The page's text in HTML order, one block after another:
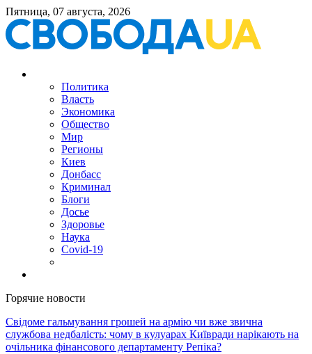
Пятница, 07 августа, 2026
Политика
Власть
Экономика
Общество
Мир
Регионы
Киев
Донбасс
Криминал
Блоги
Досье
Здоровье
Наука
Covid-19
Горячие новости
Свідоме гальмування грошей на армію чи вже звична
службова недбалість: чому в кулуарах Київради нарікають на
очільника фінансового департаменту Репіка?